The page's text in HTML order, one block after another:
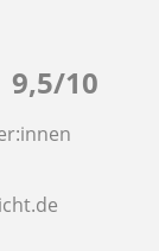
9,5/10